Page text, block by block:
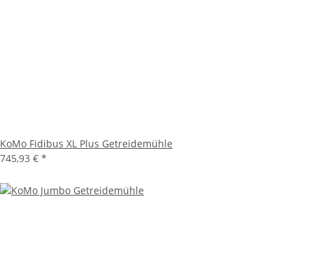
KoMo Fidibus XL Plus Getreidemühle
745,93 € *